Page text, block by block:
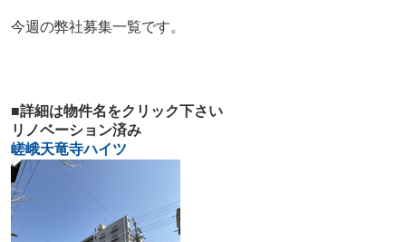
今週の弊社募集一覧です。
■詳細は物件名をクリック下さい
リノベーション済み
嵯峨天竜寺ハイツ